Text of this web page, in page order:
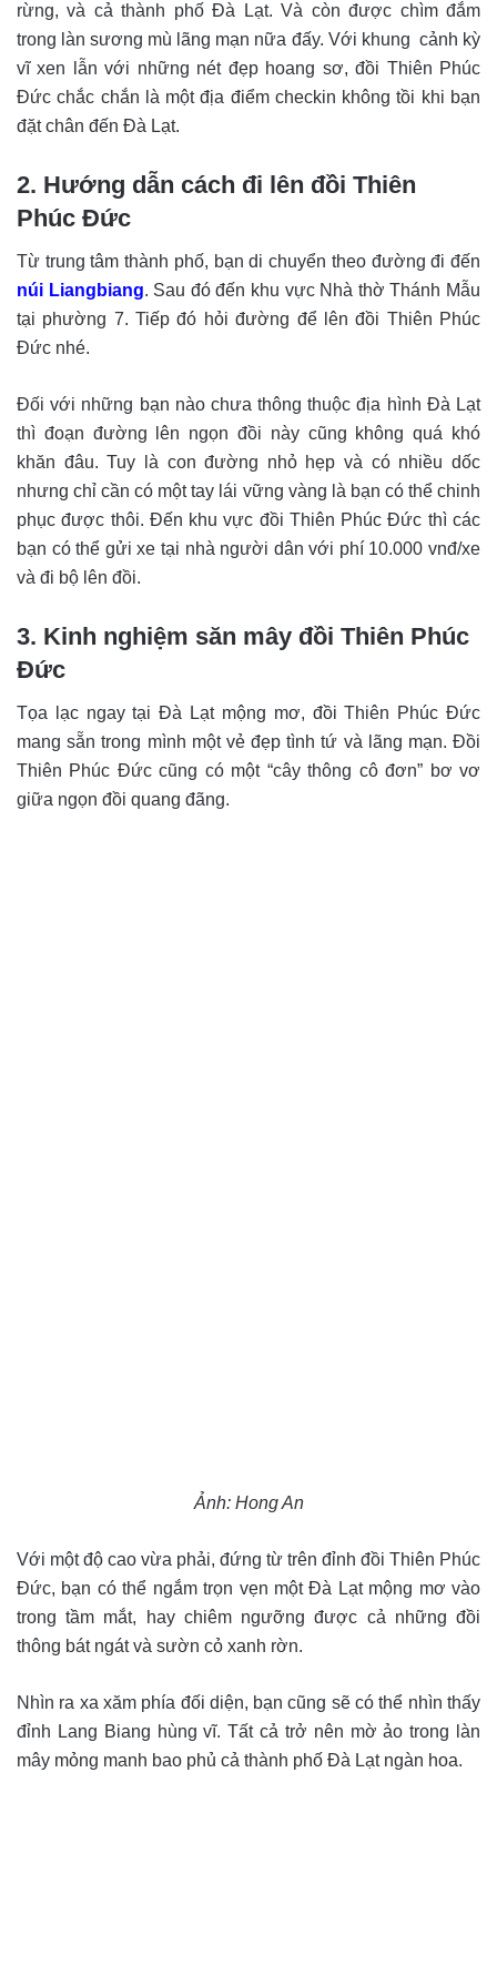
rừng, và cả thành phố Đà Lạt. Và còn được chìm đắm
trong làn sương mù lãng mạn nữa đấy. Với khung cảnh kỳ
vĩ xen lẫn với những nét đẹp hoang sơ, đồi Thiên Phúc
Đức chắc chắn là một địa điểm checkin không tồi khi bạn
đặt chân đến Đà Lạt.
2. Hướng dẫn cách đi lên đồi Thiên
Phúc Đức
Từ trung tâm thành phố, bạn di chuyển theo đường đi đến
núi Liangbiang. Sau đó đến khu vực Nhà thờ Thánh Mẫu
tại phường 7. Tiếp đó hỏi đường để lên đồi Thiên Phúc
Đức nhé.
Đối với những bạn nào chưa thông thuộc địa hình Đà Lạt
thì đoạn đường lên ngọn đồi này cũng không quá khó
khăn đâu. Tuy là con đường nhỏ hẹp và có nhiều dốc
nhưng chỉ cần có một tay lái vững vàng là bạn có thể chinh
phục được thôi. Đến khu vực đồi Thiên Phúc Đức thì các
bạn có thể gửi xe tại nhà người dân với phí 10.000 vnđ/xe
và đi bộ lên đồi.
3. Kinh nghiệm săn mây đồi Thiên Phúc
Đức
Tọa lạc ngay tại Đà Lạt mộng mơ, đồi Thiên Phúc Đức
mang sẵn trong mình một vẻ đẹp tình tứ và lãng mạn. Đồi
Thiên Phúc Đức cũng có một “cây thông cô đơn” bơ vơ
giữa ngọn đồi quang đãng.
Ảnh: Hong An
Với một độ cao vừa phải, đứng từ trên đỉnh đồi Thiên Phúc
Đức, bạn có thể ngắm trọn vẹn một Đà Lạt mộng mơ vào
trong tầm mắt, hay chiêm ngưỡng được cả những đồi
thông bát ngát và sườn cỏ xanh rờn.
Nhìn ra xa xăm phía đối diện, bạn cũng sẽ có thể nhìn thấy
đỉnh Lang Biang hùng vĩ. Tất cả trở nên mờ ảo trong làn
mây mỏng manh bao phủ cả thành phố Đà Lạt ngàn hoa.